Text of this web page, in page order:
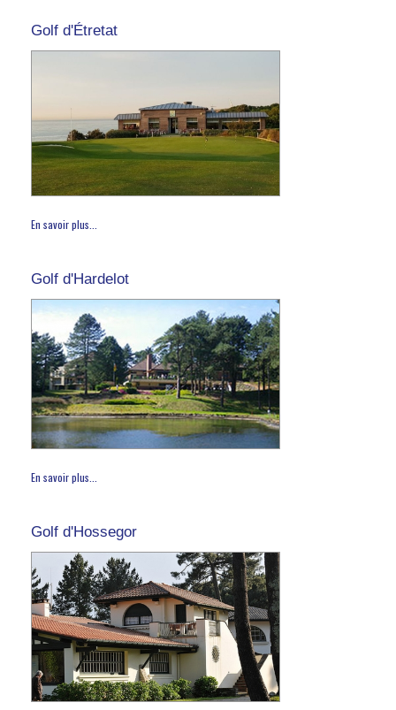
Golf d'Étretat
En savoir plus...
Golf d'Hardelot
En savoir plus...
Golf d'Hossegor